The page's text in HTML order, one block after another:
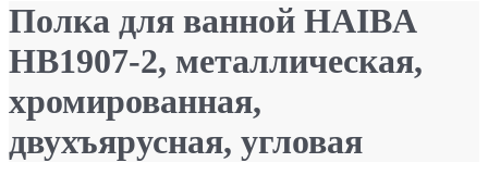
Полка для ванной HAIBA
HB1907-2, металлическая,
хромированная,
двухъярусная, угловая